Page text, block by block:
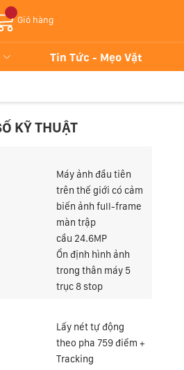
Giỏ hàng
Tin Tức - Mẹo Vặt
KỸ THUẬT
Máy ảnh đầu tiên
trên thế giới có cảm
biến ảnh full-frame
màn trập
cầu 24.6MP
Ổn định hình ảnh
trong thân máy 5
trục 8 stop
Lấy nét tự động
theo pha 759 điểm +
Tracking